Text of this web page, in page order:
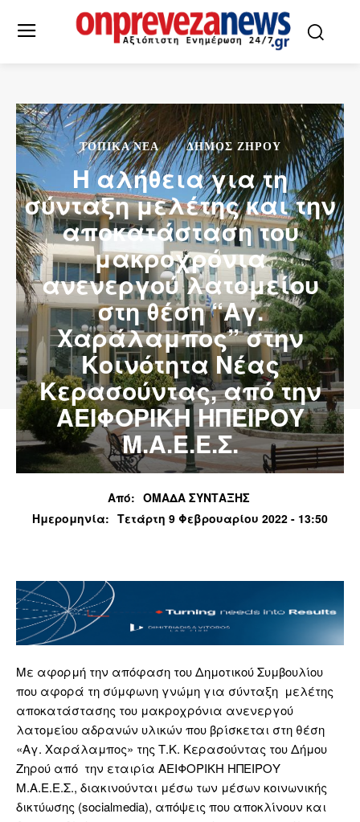
ΤΟΠΙΚΆ ΝΈΑ ΔΉΜΟΣ ΖΗΡΟΎ
Η αλήθεια για τη
σύνταξη μελέτης και την
αποκατάσταση του
μακροχρόνια
ανενεργού λατομείου
στη θέση “Αγ.
Χαράλαμπος” στην
Κοινότητα Νέας
Κερασούντας, από την
ΑΕΙΦΟΡΙΚΗ ΗΠΕΙΡΟΥ
Μ.Α.Ε.Ε.Σ.
Από: ΟΜΑΔΑ ΣΥΝΤΑΞΗΣ
Ημερομηνία: Τετάρτη 9 Φεβρουαρίου 2022 - 13:50
Με αφορμή την απόφαση του Δημοτικού Συμβουλίου
που αφορά τη σύμφωνη γνώμη για σύνταξη μελέτης
αποκατάστασης του μακροχρόνια ανενεργού
λατομείου αδρανών υλικών που βρίσκεται στη θέση
«Αγ. Χαράλαμπος» της Τ.Κ. Κερασούντας του Δήμου
Ζηρού από την εταιρία ΑΕΙΦΟΡΙΚΗ ΗΠΕΙΡΟΥ
Μ.Α.Ε.Ε.Σ., διακινούνται μέσω των μέσων κοινωνικής
δικτύωσης (socialmedia), απόψεις που αποκλίνουν και